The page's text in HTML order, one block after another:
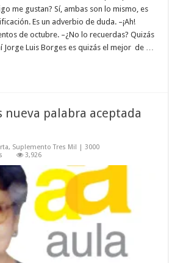
me gustan? Sí, ambas son lo mismo, es
Es un adverbio de duda. –¡Ah!
de octubre. –¿No lo recuerdas? Quizás
Jorge Luis Borges es quizás el mejor de …
nueva palabra aceptada
, Suplemento Tres Mil | 3000
neologismo
es
nueva
palabra
aceptada
por
la
rae
3,926